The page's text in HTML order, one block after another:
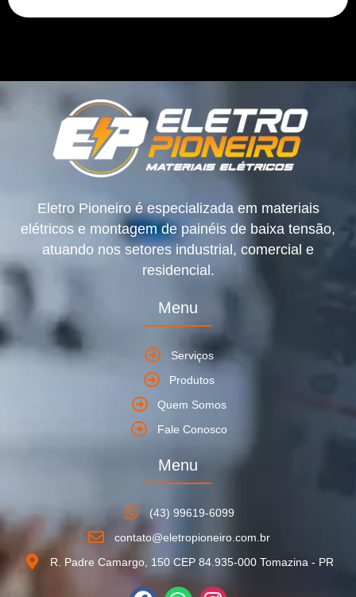
Eletro Pioneiro é especializada em materiais
elétricos e montagem de painéis de baixa tensão,
atuando nos setores industrial, comercial e
residencial.
Menu
Serviços
Produtos
Quem Somos
Fale Conosco
Menu
(43) 99619-6099
contato@eletropioneiro.com.br
R. Padre Camargo, 150 CEP 84.935-000 Tomazina - PR